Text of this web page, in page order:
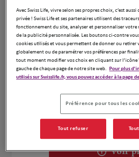
Fermé aujourd'hui
Voir
Fermé aujourd'hui
Voir
Avec Swiss Life, vivre selon ses propres choix, c’est
privée ! Swiss Life et ses partenaires utilisent des
fonctionnement du site, analyser et personnaliser votre
de la publicité personnalisée. Les boutons ci-contre
cookies utilisés et vous permettent de donner ou retirer
globalement ou de paramétrer vos préférences par
tout moment modifier vos choix en cliquant sur l’icône
gauche de chaque page de notre site web. Pour plus
utilisés sur Swisslife.fr, vous pouvez accéder à la page
Préférence pour tous les
Tout refuser